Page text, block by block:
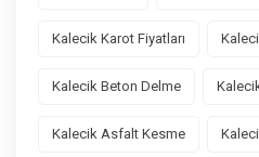
Kalecik Karot Fiyatları
Kalecik Beton Delme
Kalecik Asfalt Kesme